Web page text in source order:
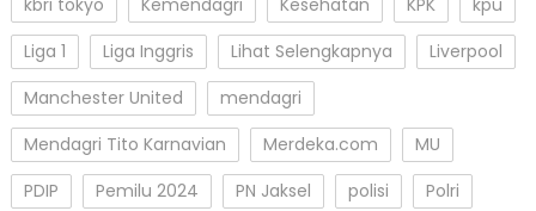
kbri tokyo
Kemendagri Kesehatan KPK
kpu
Liga 1
Liga Inggris Lihat Selengkapnya
Liverpool
Manchester United
mendagri
Mendagri Tito Karnavian
Merdeka.com
MU
PDIP
Pemilu 2024 PN Jaksel polisi
Polri